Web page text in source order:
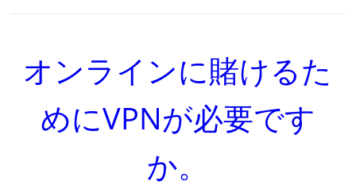
オンラインに賭けるた
めにVPNが必要です
か。